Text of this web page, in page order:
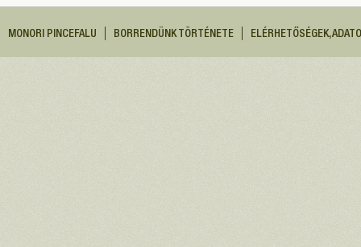
MONORI PINCEFALU BORRENDÜNK TÖRTÉNETE ELÉRHETŐSÉGEK,